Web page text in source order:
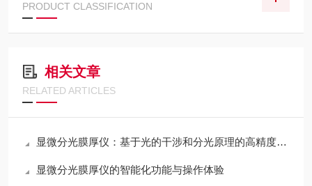
PRODUCT CLASSIFICATION
相关文章
RELATED ARTICLES
显微分光膜厚仪：基于光的干涉和分光原理的高精度光学测量仪器
显微分光膜厚仪的智能化功能与操作体验